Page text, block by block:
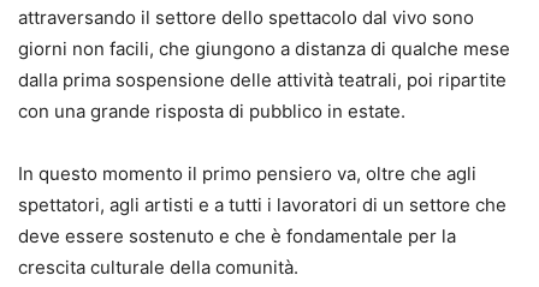
attraversando il settore dello spettacolo dal vivo sono
giorni non facili, che giungono a distanza di qualche mese
dalla prima sospensione delle attività teatrali, poi ripartite
con una grande risposta di pubblico in estate.
In questo momento il primo pensiero va, oltre che agli
spettatori, agli artisti e a tutti i lavoratori di un settore che
deve essere sostenuto e che è fondamentale per la
crescita culturale della comunità.